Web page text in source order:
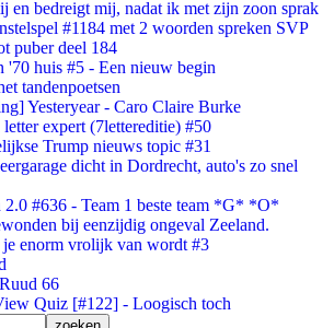
en bedreigt mij, nadat ik met zijn zoon sprak
#1184 met 2 woorden spreken SVP
puber deel 184
'70 huis #5 - Een nieuw begin
tandenpoetsen
Yesteryear - Caro Claire Burke
letter expert (7lettereditie) #50
Trump nieuws topic #31
dicht in Dordrecht, auto's zo snel
2.0 #636 - Team 1 beste team *G* *O*
bij eenzijdig ongeval Zeeland.
enorm vrolijk van wordt #3
66
Quiz [#122] - Loogisch toch